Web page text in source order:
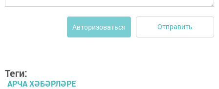
Авторизоваться Отправить
Теги:
АРЧА ХӘБӘРЛӘРЕ